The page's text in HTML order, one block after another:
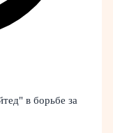
в борьбе за